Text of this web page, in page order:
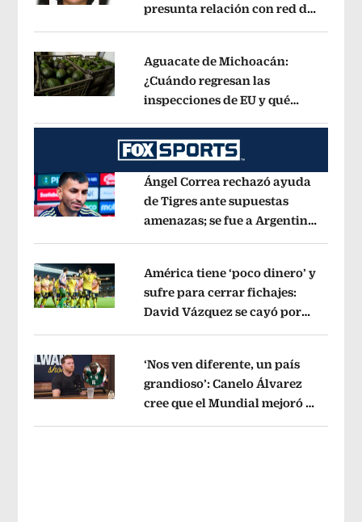
Opens in new windowpresunta relación con red de
Opens in new window
Aguacate de Michoacán:
¿Cuándo regresan las
inspecciones de EU y qué
Opens in new window
Ángel Correa rechazó ayuda
de Tigres ante supuestas
amenazas; se fue a Argentina
Opens in new window
América tiene ‘poco dinero’ y
sufre para cerrar fichajes:
David Vázquez se cayó por
Opens in new window
‘Nos ven diferente, un país
grandioso’: Canelo Álvarez
cree que el Mundial mejoró la